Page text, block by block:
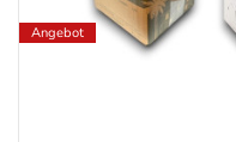
Angebot